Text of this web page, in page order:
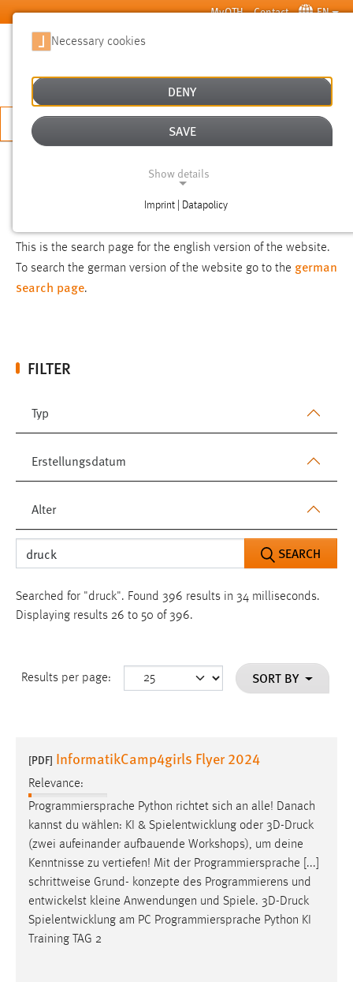
Skip to main content MyOTH Contact EN
APPLY NOW
This is the search page for the english version of the website.
To search the german version of the website go to the german
search page.
FILTER
Typ
Erstellungsdatum
Alter
SEARCH
Searched for "druck". Found 396 results in 34 milliseconds.
Displaying results 26 to 50 of 396.
Results per page: SORT BY
[PDF] InformatikCamp4girls Flyer 2024
Relevance:
Programmiersprache Python richtet sich an alle! Danach
kannst du wählen: KI & Spielentwicklung oder 3D-Druck
(zwei aufeinander aufbauende Workshops), um deine
Kenntnisse zu vertiefen! Mit der Programmiersprache [...]
schrittweise Grund- konzepte des Programmierens und
entwickelst kleine Anwendungen und Spiele. 3D-Druck
Spielentwicklung am PC Programmiersprache Python KI
Training TAG 2
Necessary cookies
DENY
SAVE
Show details
Imprint | Datapolicy